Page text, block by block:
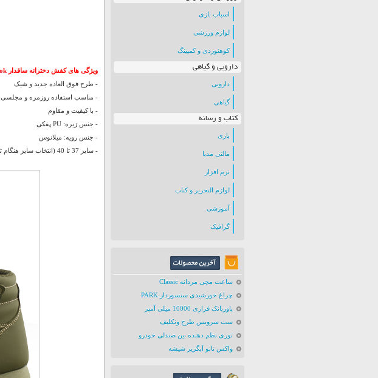
اسباب بازی
لوازم ورزشی
کوهنوردی و کمپینگ
دارویی و گیاهی
دارویی
گیاهی
کتاب و رسانه
بازی
مالتی مدیا
نرم افزار
لوازم التحریر و کتاب
آموزشی
گرافیک
ساعت مچی مردانه Classic
چراغ خورشیدی سنسوردار PARK
پاوربانک فراری 10000 میلی آمپر
ست سرویس طرح ونکلیف
توری نظم دهنده بین صندلی خودرو
واکس نانو آبگریز شیشه
ویژگی های کفش دخترانه ساقدار Reebok مدل Green:
- طرح فوق العاده جدید و شیک
- مناسب استفاده روزمره و مجلسی
- با کیفیت و مقاوم
- جنس زیره: PU پفکی
- جنس رویه: میلانوس
- سایز 37 تا 40 (انتخاب سایز هنگام ثبت سفارش)